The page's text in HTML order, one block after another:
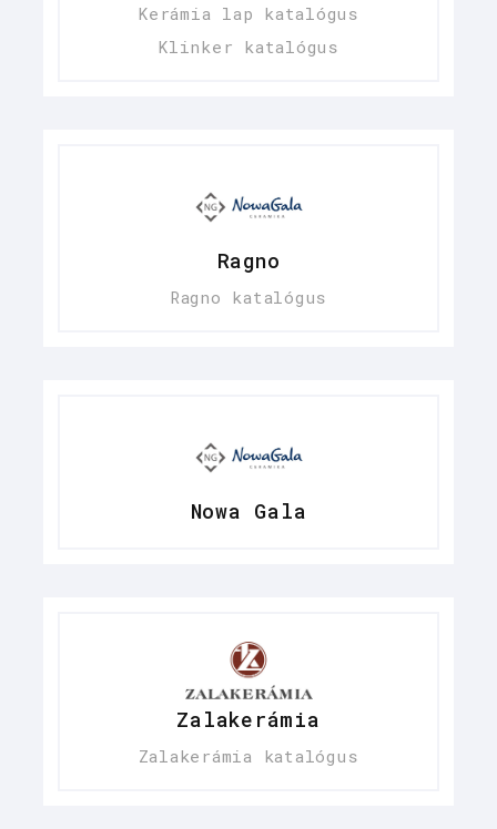
Kerámia lap katalógus
Klinker katalógus
Ragno
Ragno katalógus
Nowa Gala
Zalakerámia
Zalakerámia katalógus